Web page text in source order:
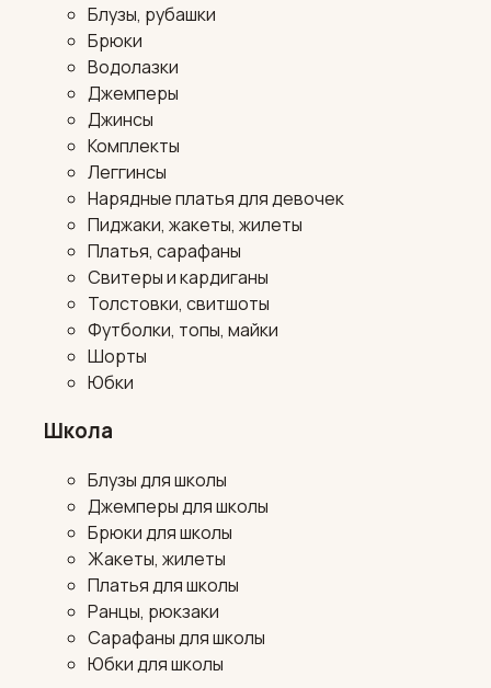
Блузы, рубашки
Брюки
Водолазки
Джемперы
Джинсы
Комплекты
Леггинсы
Нарядные платья для девочек
Пиджаки, жакеты, жилеты
Платья, сарафаны
Свитеры и кардиганы
Толстовки, свитшоты
Футболки, топы, майки
Шорты
Юбки
Школа
Блузы для школы
Джемперы для школы
Брюки для школы
Жакеты, жилеты
Платья для школы
Ранцы, рюкзаки
Сарафаны для школы
Юбки для школы